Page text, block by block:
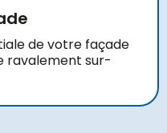
de votre façade
ravalement sur-